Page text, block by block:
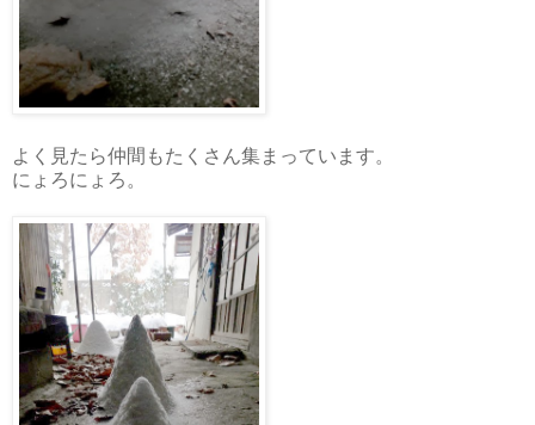
よく見たら仲間もたくさん集まっています。
にょろにょろ。